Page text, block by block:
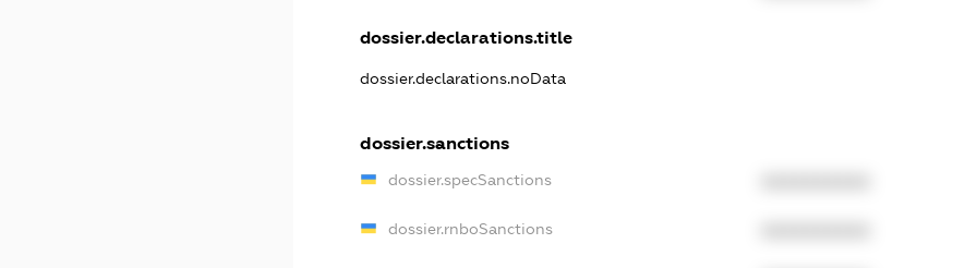
dossier.declarations.title
dossier.declarations.noData
dossier.sanctions
dossier.specSanctions
dossier.rnboSanctions